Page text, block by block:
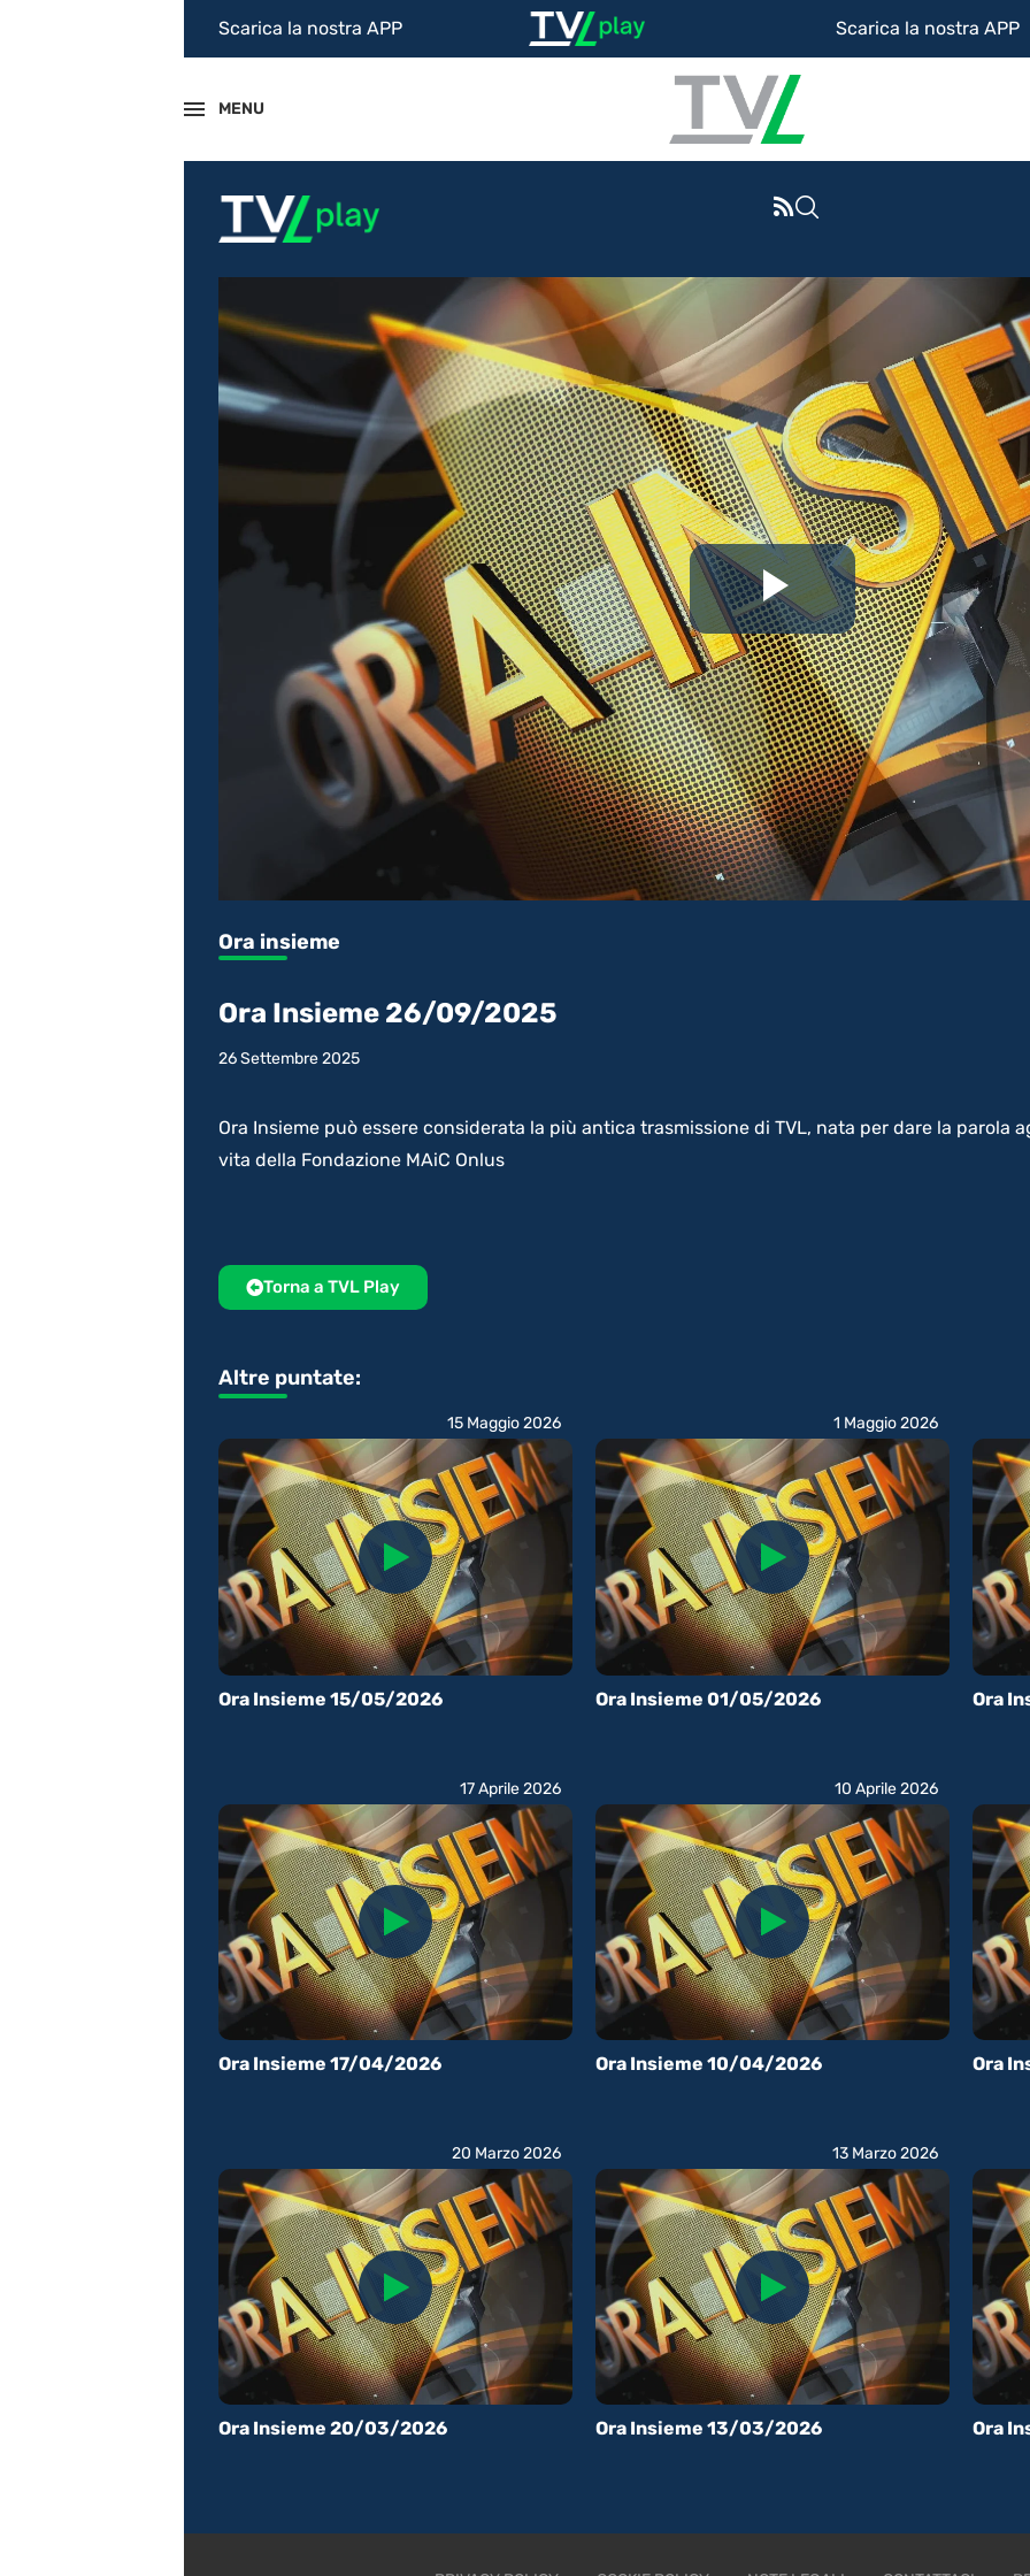
Scarica la nostra APP Scarica la nostra APP
MENU
il
video
Ora insieme
Ora Insieme 26/09/2025
26 Settembre 2025
Ora Insieme può essere considerata la più antica trasmissione di TVL, nata per dare la parola
vita della Fondazione MAiC Onlus
Torna a TVL Play
Altre puntate:
Ora Insieme 15/05/2026
15 Maggio 2026
Ora Insieme 01/05/2026
1 Maggio 2026
Ora
Ora Insieme 17/04/2026
17 Aprile 2026
Ora Insieme 10/04/2026
10 Aprile 2026
Ora
Ora Insieme 20/03/2026
20 Marzo 2026
Ora Insieme 13/03/2026
13 Marzo 2026
Ora